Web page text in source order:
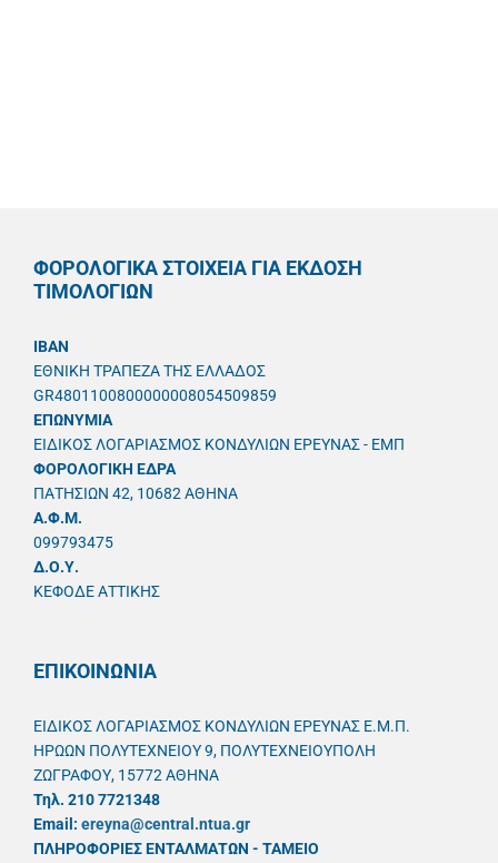
ΦΟΡΟΛΟΓΙΚΑ ΣΤΟΙΧΕΙΑ ΓΙΑ ΕΚΔΟΣΗ
ΤΙΜΟΛΟΓΙΩΝ
IBAN
ΕΘΝΙΚΗ ΤΡΑΠΕΖΑ ΤΗΣ ΕΛΛΑΔΟΣ
GR4801100800000008054509859
ΕΠΩΝΥΜΙΑ
ΕΙΔΙΚΟΣ ΛΟΓΑΡΙΑΣΜΟΣ ΚΟΝΔΥΛΙΩΝ ΕΡΕΥΝΑΣ - ΕΜΠ
ΦΟΡΟΛΟΓΙΚΗ ΕΔΡΑ
ΠΑΤΗΣΙΩΝ 42, 10682 ΑΘΗΝΑ
A.Φ.Μ.
099793475
Δ.Ο.Υ.
ΚΕΦΟΔΕ ΑΤΤΙΚΗΣ
ΕΠΙΚΟΙΝΩΝΙΑ
ΕΙΔΙΚΟΣ ΛΟΓΑΡΙΑΣΜΟΣ ΚΟΝΔΥΛΙΩΝ ΕΡΕΥΝΑΣ Ε.Μ.Π.
ΗΡΩΩΝ ΠΟΛΥΤΕΧΝΕΙΟΥ 9, ΠΟΛΥΤΕΧΝΕΙΟΥΠΟΛΗ
ΖΩΓΡΑΦΟΥ, 15772 ΑΘΗΝΑ
Τηλ. 210 7721348
Email: ereyna@central.ntua.gr
ΠΛΗΡΟΦΟΡΙΕΣ ΕΝΤΑΛΜΑΤΩΝ - ΤΑΜΕΙΟ